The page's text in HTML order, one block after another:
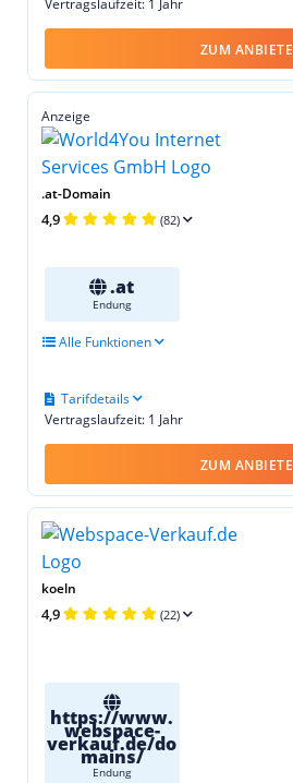
ZUM
Anzeige
.at-Domain
4,9 (82)
.at
Endung
Alle Funktionen
Vertragslaufzeit: 1 Jahr
Tarifdetails
ZUM
koeln
4,9 (22)
https://www.
webspace-
verkauf.de/do
mains/
Endung